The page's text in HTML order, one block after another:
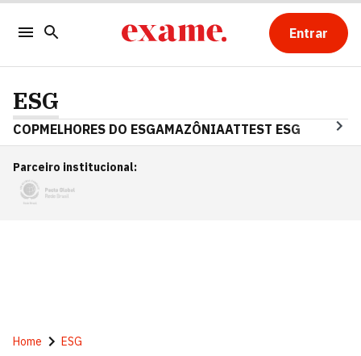
Entrar
ESG
COPMELHORES DO ESGAMAZÔNIAATTEST ESG
Parceiro institucional:
Home ESG